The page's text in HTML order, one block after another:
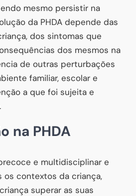
mesmo persistir na
da PHDA depende das
dos sintomas que
dos mesmos na
de outras perturbações
familiar, escolar e
a que foi sujeita e
na PHDA
e multidisciplinar e
os contextos da criança,
superar as suas